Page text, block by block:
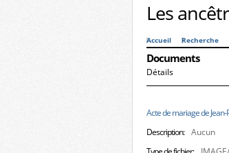
Les
Accueil Recherche
Documents
Détails
Acte de mariage de
Description: Aucun